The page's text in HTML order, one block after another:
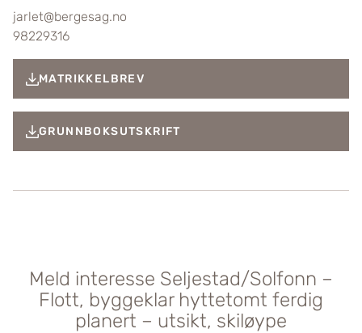
jarlet@bergesag.no
98229316
MATRIKKELBREV
GRUNNBOKSUTSKRIFT
Meld interesse Seljestad/Solfonn –
Flott, byggeklar hyttetomt ferdig
planert – utsikt, skiløype